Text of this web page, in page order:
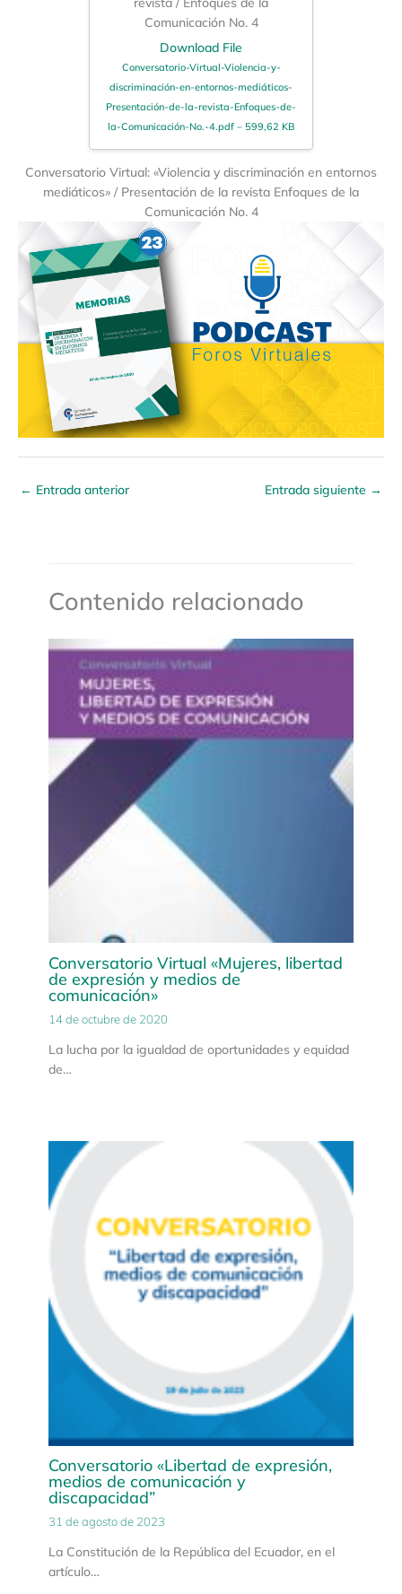
Comunicación No. 4
Download File
Conversatorio-Virtual-Violencia-y-
discriminación-en-entornos-mediáticos-
Presentación-de-la-revista-Enfoques-de-
la-Comunicación-No.-4.pdf – 599,62 KB
Conversatorio Virtual: «Violencia y discriminación en entornos
mediáticos» / Presentación de la revista Enfoques de la
Comunicación No. 4
← Entrada anterior Entrada siguiente →
Contenido relacionado
Conversatorio Virtual «Mujeres, libertad
de expresión y medios de
comunicación»
14 de octubre de 2020
La lucha por la igualdad de oportunidades y equidad
de…
Conversatorio «Libertad de expresión,
medios de comunicación y
discapacidad”
31 de agosto de 2023
La Constitución de la República del Ecuador, en el
artículo…